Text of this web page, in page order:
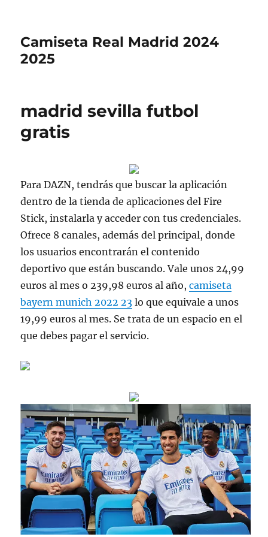
Camiseta Real Madrid 2024
2025
madrid sevilla futbol
gratis
Para DAZN, tendrás que buscar la aplicación
dentro de la tienda de aplicaciones del Fire
Stick, instalarla y acceder con tus credenciales.
Ofrece 8 canales, además del principal, donde
los usuarios encontrarán el contenido
deportivo que están buscando. Vale unos 24,99
euros al mes o 239,98 euros al año,camiseta
bayern munich 2022 23 lo que equivale a unos
19,99 euros al mes. Se trata de un espacio en el
que debes pagar el servicio.